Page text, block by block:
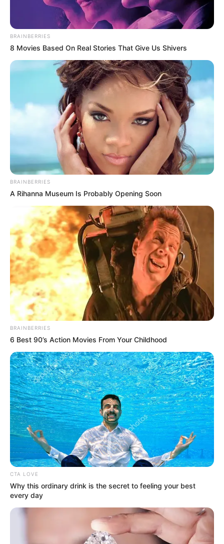
BRAINBERRIES
8 Movies Based On Real Stories That Give Us Shivers
BRAINBERRIES
A Rihanna Museum Is Probably Opening Soon
BRAINBERRIES
6 Best 90’s Action Movies From Your Childhood
CTA LOVE
Why this ordinary drink is the secret to feeling your best
every day